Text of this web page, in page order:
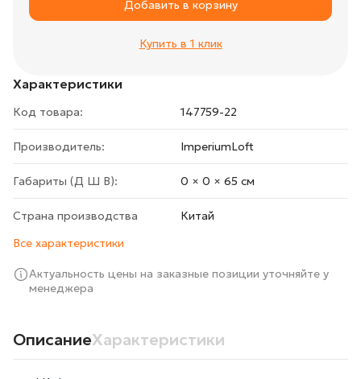
Характеристики
Код товара: 147759-22
Производитель: ImperiumLoft
Габариты (Д Ш В): 0 × 0 × 65 cм
Страна производства
Китай
Все характеристики
Актуальность цены на заказные позиции уточняйте у
менеджера
Добавить в корзину
Купить в 1 клик
ОписаниеХарактеристики